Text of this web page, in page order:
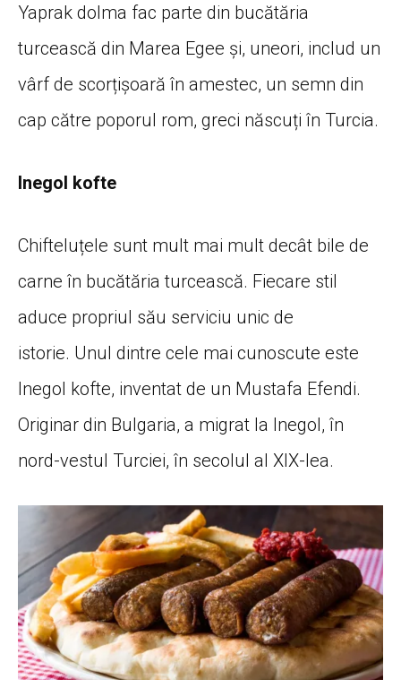
Yaprak dolma fac parte din bucătăria
turcească din Marea Egee și, uneori, includ un
vârf de scorțișoară în amestec, un semn din
cap către poporul rom, greci născuți în Turcia.
Inegol kofte
Chifteluțele sunt mult mai mult decât bile de
carne în bucătăria turcească. Fiecare stil
aduce propriul său serviciu unic de
istorie. Unul dintre cele mai cunoscute este
Inegol kofte, inventat de un Mustafa Efendi.
Originar din Bulgaria, a migrat la Inegol, în
nord-vestul Turciei, în secolul al XIX-lea.